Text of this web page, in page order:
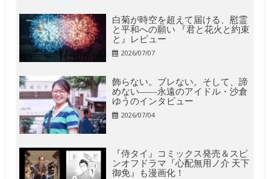
白菊が時空を超えて届ける、慰霊
と平和への願い 『君と花火と約束
と』レビュー
2026/07/07
飾らない。ブレない。そして、諦
めない――永遠のアイドル・沙倉
ゆうのインタビュー
2026/07/04
『侍タイ』コミックス発売＆スピ
ンオフドラマ『心配無用ノ介 天下
御免』も漫画化！